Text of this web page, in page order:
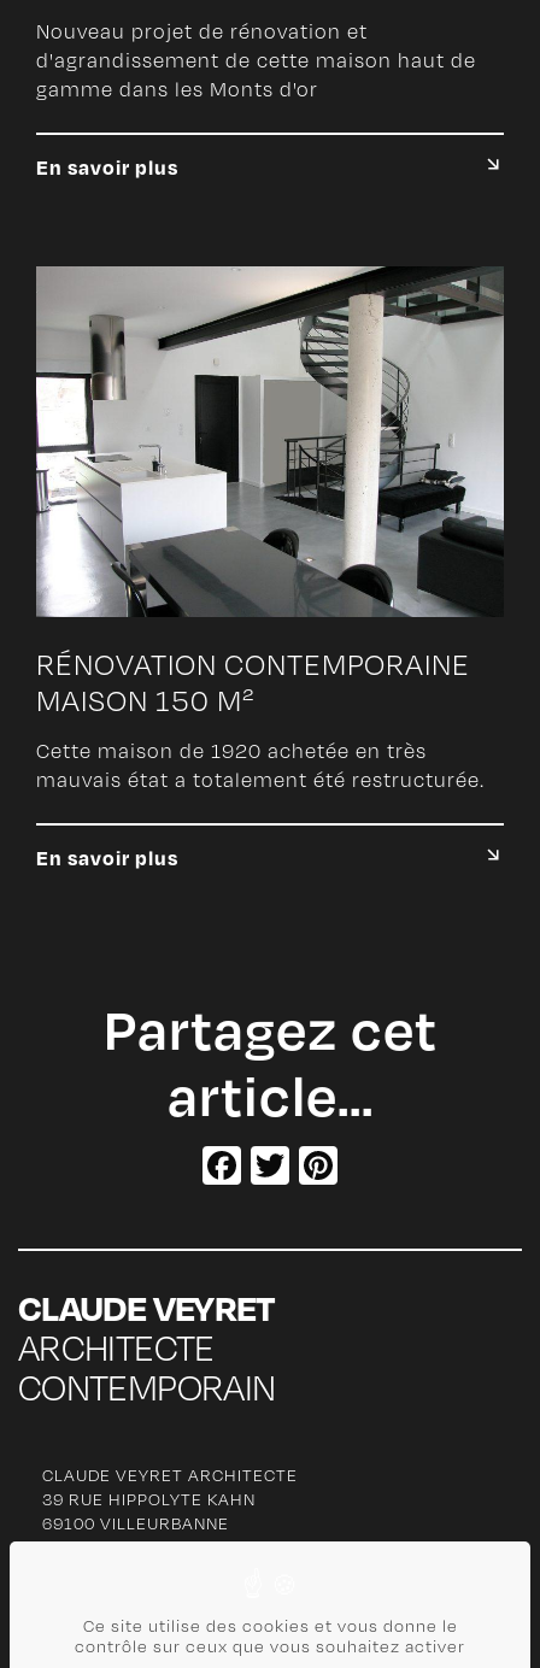
Nouveau projet de rénovation et
d'agrandissement de cette maison haut de
gamme dans les Monts d'or
En savoir plus
RÉNOVATION CONTEMPORAINE
MAISON 150 M²
Cette maison de 1920 achetée en très
mauvais état a totalement été restructurée.
En savoir plus
Partagez cet
article…
Facebook
Twitter
CLAUDE VEYRET
ARCHITECTE
CONTEMPORAIN
CLAUDE VEYRET ARCHITECTE
39 RUE HIPPOLYTE KAHN
69100 VILLEURBANNE
***********@***il.com
CONTACT
Ce site utilise des cookies et vous donne le
contrôle sur ceux que vous souhaitez activer